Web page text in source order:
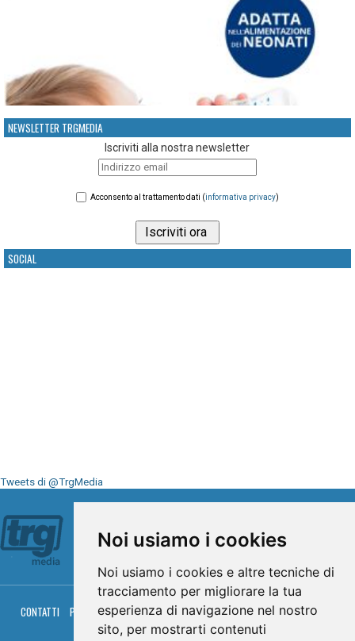
Noi usiamo i cookies
Noi usiamo i cookies e altre tecniche di
tracciamento per migliorare la tua
esperienza di navigazione nel nostro
sito, per mostrarti contenuti
NEWSLETTER TRGMEDIA
Iscriviti alla nostra newsletter
Acconsento al trattamento dati (informativa privacy)
SOCIAL
Tweets di @TrgMedia
CONTATTI PRIVACY COOKIES PALINSESTO DIRETTA TV
DIRETTA RADIO
RGM HITRADIO